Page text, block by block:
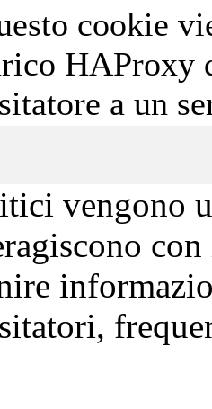
cookie
HAProxy
a un
vengono